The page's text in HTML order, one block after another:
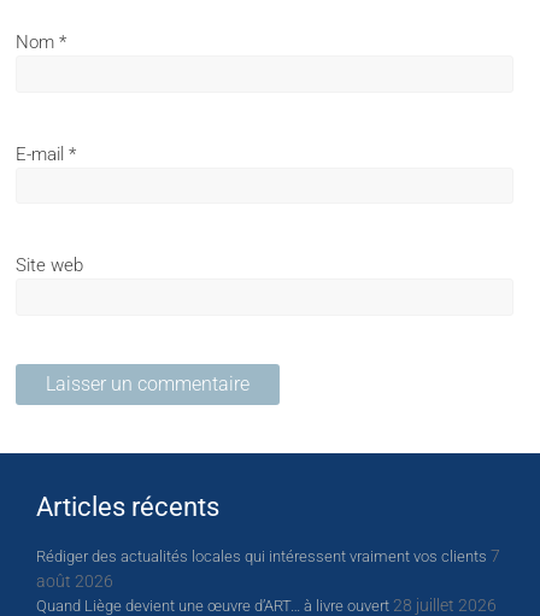
Nom*
E-mail*
Site web
Articles récents
Rédiger des actualités locales qui intéressent vraiment vos clients 7
août 2026
Quand Liège devient une œuvre d’ART… à livre ouvert 28 juillet 2026